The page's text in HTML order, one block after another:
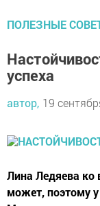
ПОЛЕЗНЫЕ
успеха
автор, 19
Лина Ледяева ко
может, поэтому у